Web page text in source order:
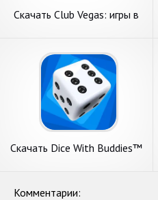
Скачать Club Vegas: игры в
Скачать Dice With Buddies™
Комментарии: